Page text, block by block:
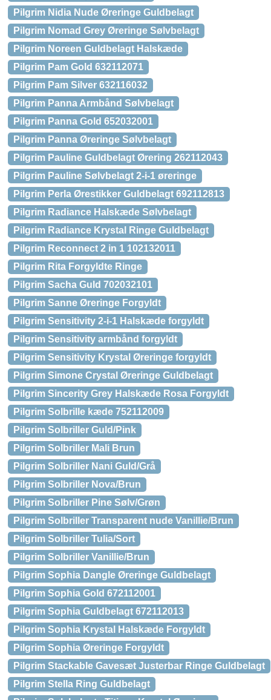
Pilgrim Nidia Nude Øreringe Guldbelagt
Pilgrim Nomad Grey Øreringe Sølvbelagt
Pilgrim Noreen Guldbelagt Halskæde
Pilgrim Pam Gold 632112071
Pilgrim Pam Silver 632116032
Pilgrim Panna Armbånd Sølvbelagt
Pilgrim Panna Gold 652032001
Pilgrim Panna Øreringe Sølvbelagt
Pilgrim Pauline Guldbelagt Ørering 262112043
Pilgrim Pauline Sølvbelagt 2-i-1 øreringe
Pilgrim Perla Ørestikker Guldbelagt 692112813
Pilgrim Radiance Halskæde Sølvbelagt
Pilgrim Radiance Krystal Ringe Guldbelagt
Pilgrim Reconnect 2 in 1 102132011
Pilgrim Rita Forgyldte Ringe
Pilgrim Sacha Guld 702032101
Pilgrim Sanne Øreringe Forgyldt
Pilgrim Sensitivity 2-i-1 Halskæde forgyldt
Pilgrim Sensitivity armbånd forgyldt
Pilgrim Sensitivity Krystal Øreringe forgyldt
Pilgrim Simone Crystal Øreringe Guldbelagt
Pilgrim Sincerity Grey Halskæde Rosa Forgyldt
Pilgrim Solbrille kæde 752112009
Pilgrim Solbriller Guld/Pink
Pilgrim Solbriller Mali Brun
Pilgrim Solbriller Nani Guld/Grå
Pilgrim Solbriller Nova/Brun
Pilgrim Solbriller Pine Sølv/Grøn
Pilgrim Solbriller Transparent nude Vanillie/Brun
Pilgrim Solbriller Tulia/Sort
Pilgrim Solbriller Vanillie/Brun
Pilgrim Sophia Dangle Øreringe Guldbelagt
Pilgrim Sophia Gold 672112001
Pilgrim Sophia Guldbelagt 672112013
Pilgrim Sophia Krystal Halskæde Forgyldt
Pilgrim Sophia Øreringe Forgyldt
Pilgrim Stackable Gavesæt Justerbar Ringe Guldbelagt
Pilgrim Stella Ring Guldbelagt